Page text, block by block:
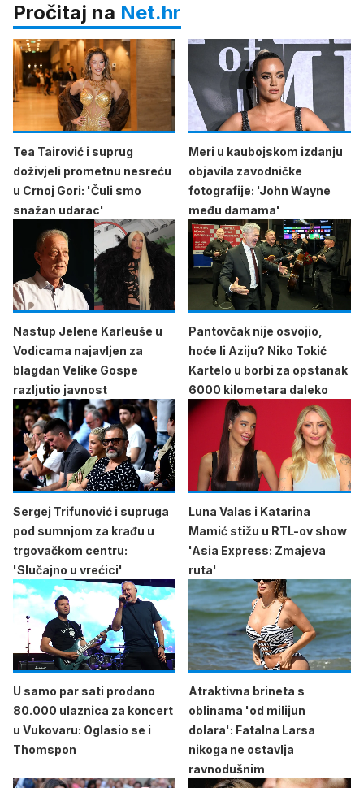
Pročitaj na Net.hr
Tea Tairović i suprug
doživjeli prometnu nesreću
u Crnoj Gori: 'Čuli smo
snažan udarac'
Meri u kaubojskom izdanju
objavila zavodničke
fotografije: 'John Wayne
među damama'
Nastup Jelene Karleuše u
Vodicama najavljen za
blagdan Velike Gospe
razljutio javnost
Pantovčak nije osvojio,
hoće li Aziju? Niko Tokić
Kartelo u borbi za opstanak
6000 kilometara daleko
Sergej Trifunović i supruga
pod sumnjom za krađu u
trgovačkom centru:
'Slučajno u vrećici'
Luna Valas i Katarina
Mamić stižu u RTL-ov show
'Asia Express: Zmajeva
ruta'
U samo par sati prodano
80.000 ulaznica za koncert
u Vukovaru: Oglasio se i
Thomspon
Atraktivna brineta s
oblinama 'od milijun
dolara': Fatalna Larsa
nikoga ne ostavlja
ravnodušnim